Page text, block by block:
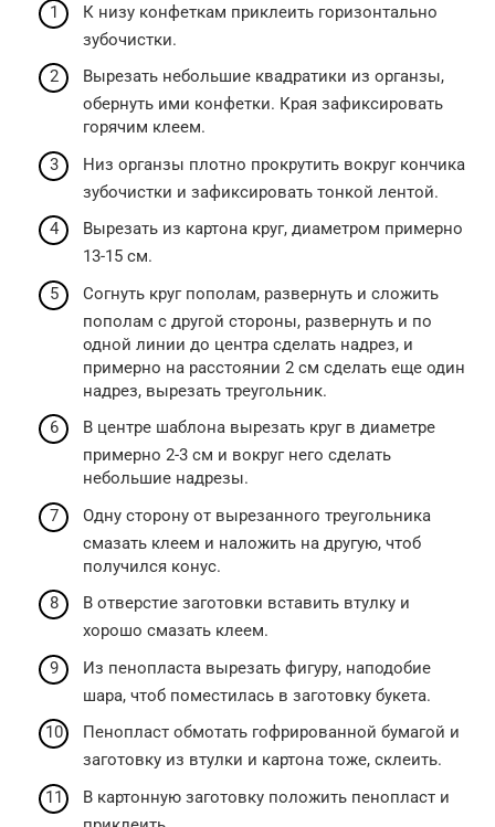
К низу конфеткам приклеить горизонтально
зубочистки.
Вырезать небольшие квадратики из органзы,
обернуть ими конфетки. Края зафиксировать
горячим клеем.
Низ органзы плотно прокрутить вокруг кончика
зубочистки и зафиксировать тонкой лентой.
Вырезать из картона круг, диаметром примерно
13-15 см.
Согнуть круг пополам, развернуть и сложить
пополам с другой стороны, развернуть и по
одной линии до центра сделать надрез, и
примерно на расстоянии 2 см сделать еще один
надрез, вырезать треугольник.
В центре шаблона вырезать круг в диаметре
примерно 2-3 см и вокруг него сделать
небольшие надрезы.
Одну сторону от вырезанного треугольника
смазать клеем и наложить на другую, чтоб
получился конус.
В отверстие заготовки вставить втулку и
хорошо смазать клеем.
Из пенопласта вырезать фигуру, наподобие
шара, чтоб поместилась в заготовку букета.
Пенопласт обмотать гофрированной бумагой и
заготовку из втулки и картона тоже, склеить.
В картонную заготовку положить пенопласт и